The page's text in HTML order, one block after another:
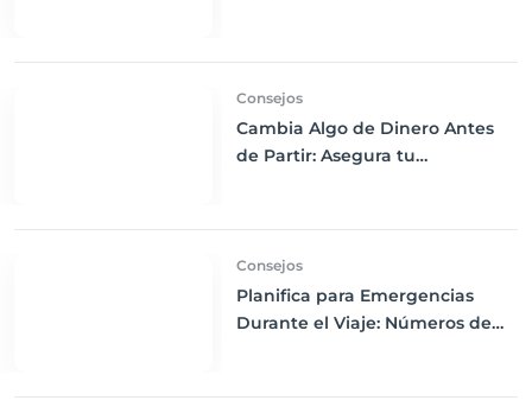
Consejos
Cambia Algo de Dinero Antes
de Partir: Asegura tu
Consejos
Planifica para Emergencias
Durante el Viaje: Números de